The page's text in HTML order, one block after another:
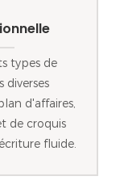
types de
diverses
d'affaires,
de croquis
fluide.